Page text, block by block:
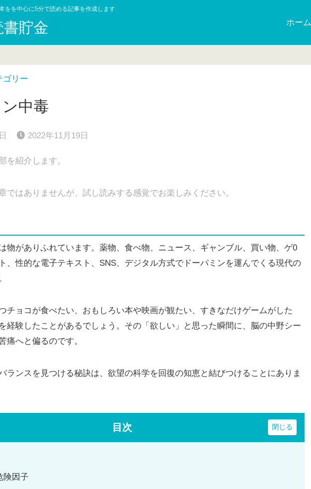
をを中心に5分で読める記事を作成します
書貯金 ホーム
ゴリー
ン中毒
2022年11月19日
を紹介します。
ではありませんが、試し読みする感覚でお楽しみください。
物がありふれています。薬物、食べ物、ニュース、ギャンブル、買い物、ゲ0
、性的な電子テキスト、SNS、デジタル方式でドーパミンを運んでくる現代の
チョコが食べたい、おもしろい本や映画が観たい、すきなだけゲームがした
経験したことがあるでしょう。その「欲しい」と思った瞬間に、脳の中野シー
痛へと偏るのです。
ランスを見つける秘訣は、欲望の科学を回復の知恵と結びつけることにありま
目次
険因子